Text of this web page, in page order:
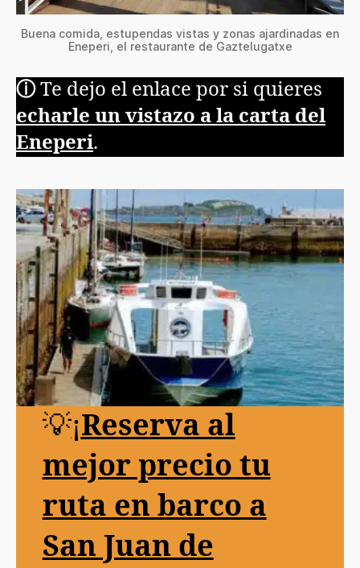
Buena comida, estupendas vistas y zonas ajardinadas en
Eneperi, el restaurante de Gaztelugatxe
ⓘTe dejo el enlace por si quieres
echarle un vistazo a la carta del
Eneperi.
💡¡Reserva al
mejor precio tu
ruta en barco a
San Juan de